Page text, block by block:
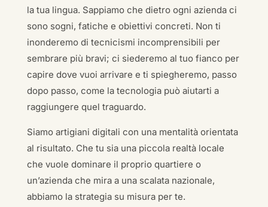
la tua lingua. Sappiamo che dietro ogni azienda ci
sono sogni, fatiche e obiettivi concreti. Non ti
inonderemo di tecnicismi incomprensibili per
sembrare più bravi; ci siederemo al tuo fianco per
capire dove vuoi arrivare e ti spiegheremo, passo
dopo passo, come la tecnologia può aiutarti a
raggiungere quel traguardo.
Siamo artigiani digitali con una mentalità orientata
al risultato. Che tu sia una piccola realtà locale
che vuole dominare il proprio quartiere o
un’azienda che mira a una scalata nazionale,
abbiamo la strategia su misura per te.